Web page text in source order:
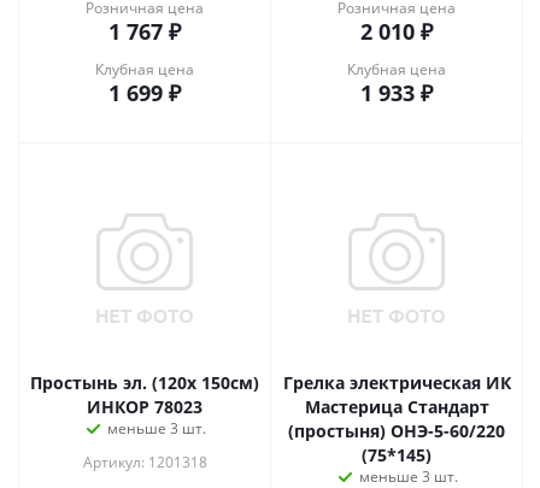
Розничная цена
1 767 ₽
Клубная цена
1 699 ₽
Розничная цена
2 010 ₽
Клубная цена
1 933 ₽
Простынь эл. (120х 150см)
ИНКОР 78023
меньше 3 шт.
Артикул: 1201318
Грелка электрическая ИК
Мастерица Стандарт
(простыня) ОНЭ-5-60/220
(75*145)
меньше 3 шт.